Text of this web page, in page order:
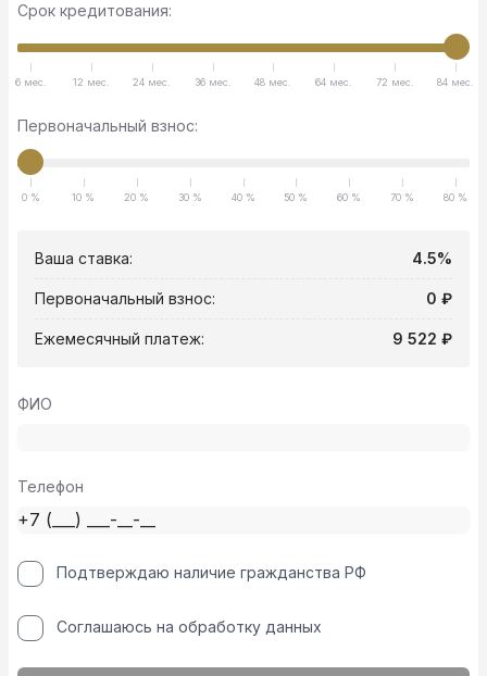
Срок кредитования:
6 мес. 12 мес. 24 мес. 36 мес. 48 мес. 64 мес. 72 мес. 84 мес.
Первоначальный взнос:
0 % 10 % 20 % 30 % 40 % 50 % 60 % 70 % 80 %
Ваша ставка: 4.5%
Первоначальный взнос: 0 ₽
Ежемесячный платеж: 9 522 ₽
ФИО
Телефон
Подтверждаю наличие гражданства РФ
Соглашаюсь на обработку данных